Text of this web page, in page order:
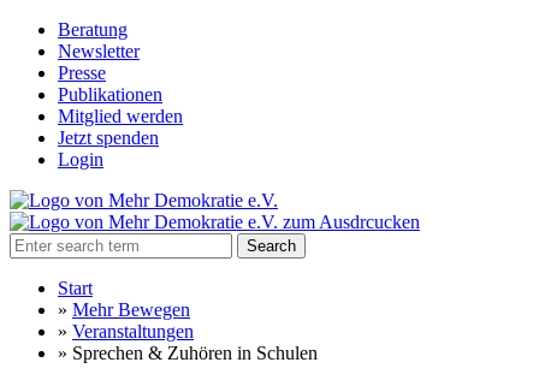
Beratung
Newsletter
Presse
Publikationen
Mitglied werden
Jetzt spenden
Login
Search
Start
» Mehr Bewegen
» Veranstaltungen
» Sprechen & Zuhören in Schulen